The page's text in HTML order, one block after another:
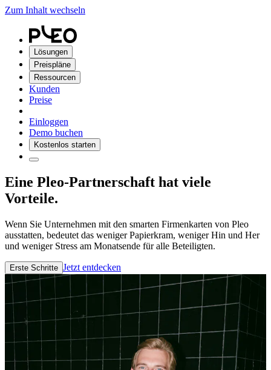
Zum Inhalt wechseln
Lösungen
Preispläne
Ressourcen
Kunden
Preise
Einloggen
Demo buchen
Kostenlos starten
Eine Pleo-Partnerschaft hat viele
Vorteile.
Wenn Sie Unternehmen mit den smarten Firmenkarten von Pleo
ausstatten, bedeutet das weniger Papierkram, weniger Hin und Her
und weniger Stress am Monatsende für alle Beteiligten.
Erste Schritte Jetzt entdecken